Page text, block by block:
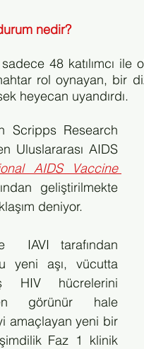
nedir?
sadece 48 katılımcı
rol oynayan, bir
heyecan uyandırdı.
Scripps Research
Uluslararası AIDS
AIDS Vaccine
geliştirilmekte
deniyor.
IAVI tarafından
yeni aşı, vücutta
HIV hücrelerini
görünür hale
amaçlayan yeni bir
Faz 1 klinik